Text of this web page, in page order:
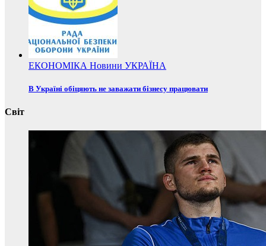
ЕКОНОМІКА Новини УКРАЇНА
В Україні обіцяють не заважати бізнесу працювати
Світ